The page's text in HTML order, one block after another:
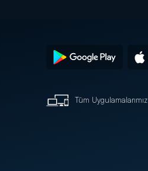
Tüm Uygulamalarımız